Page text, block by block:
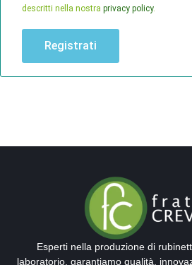
descritti nella nostra privacy policy.
Registrati
Esperti nella produzione di
laboratorio, garantiamo qualità,